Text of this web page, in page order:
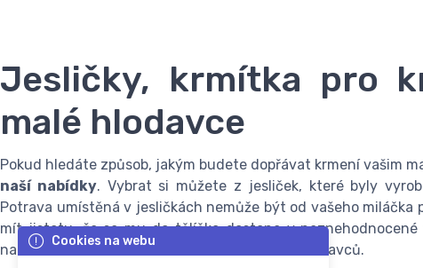
Jesličky, krmítka pro
malé hlodavce
Pokud hledáte způsob, jakým budete dopřávat krmení vašim
naší nabídky. Vybrat si můžete z jesliček, které byly
Potrava umístěná v jesličkách nemůže být od vašeho
mít jistotu, že se mu do tělíčka dostane v
napáječky. Mrkněte i na
o chovu hlodavců.
Cookies na webu